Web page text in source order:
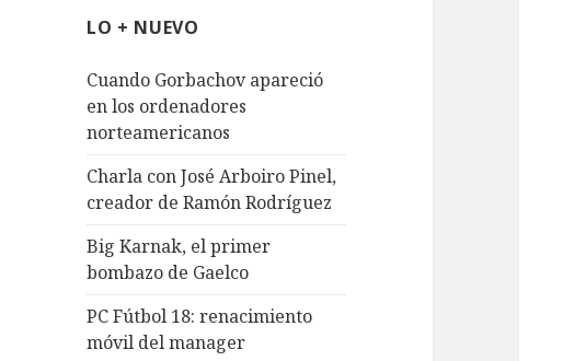
LO + NUEVO
Cuando Gorbachov apareció
en los ordenadores
norteamericanos
Charla con José Arboiro Pinel,
creador de Ramón Rodríguez
Big Karnak, el primer
bombazo de Gaelco
PC Fútbol 18: renacimiento
móvil del manager